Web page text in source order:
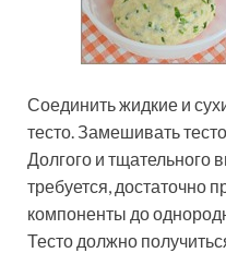
Соединить жидкие и
тесто. Замешивать
Долгого и тщательного
требуется, достаточно
компоненты до
Тесто должно